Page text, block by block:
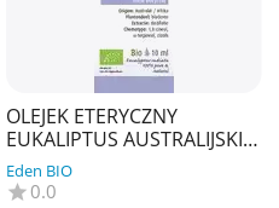
OLEJEK ETERYCZNY
EUKALIPTUS AUSTRALIJSKI
BIO 10 ml - PHYSALIS
Eden BIO
0.0